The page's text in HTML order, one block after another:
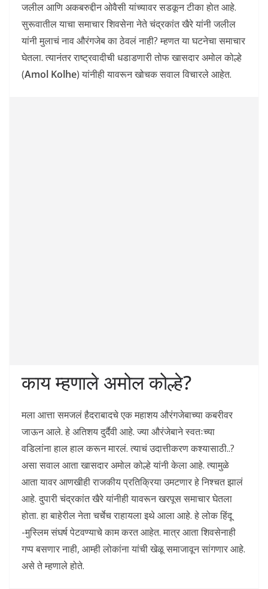
जलील आणि अकबरुद्दीन ओवैसी यांच्यावर सडकून टीका होत आहे.
सुरूवातील याचा समाचार शिवसेना नेते चंद्रकांत खैरे यांनी जलील
यांनी मुलाचं नाव औरंगजेब का ठेवलं नाही? म्हणत या घटनेचा समाचार
घेतला. त्यानंतर राष्ट्रवादीची धडाडणारी तोफ खासदार अमोल कोल्हे
(Amol Kolhe) यांनीही यावरून खोचक सवाल विचारले आहेत.
काय म्हणाले अमोल कोल्हे?
मला आत्ता समजलं हैदराबादचे एक महाशय औरंगजेबाच्या कबरीवर
जाऊन आले. हे अतिशय दुर्दैवी आहे. ज्या औरंजेबाने स्वतःच्या
वडिलांना हाल हाल करून मारलं. त्याचं उदात्तीकरण कश्यासाठी..?
असा सवाल आता खासदार अमोल कोल्हे यांनी केला आहे. त्यामुळे
आता यावर आणखीही राजकीय प्रतिक्रिया उमटणार हे निश्चत झालं
आहे. दुपारी चंद्रकांत खैरे यांनीही यावरून खरपूस समाचार घेतला
होता. हा बाहेरील नेता चर्चेच राहायला इथे आला आहे. हे लोक हिंदू
-मुस्लिम संघर्ष पेटवण्याचे काम करत आहेत. मात्र आता शिवसेनाही
गप्प बसणार नाही, आम्ही लोकांना यांची खेळू समाजावून सांगणार आहे.
असे ते म्हणाले होते.